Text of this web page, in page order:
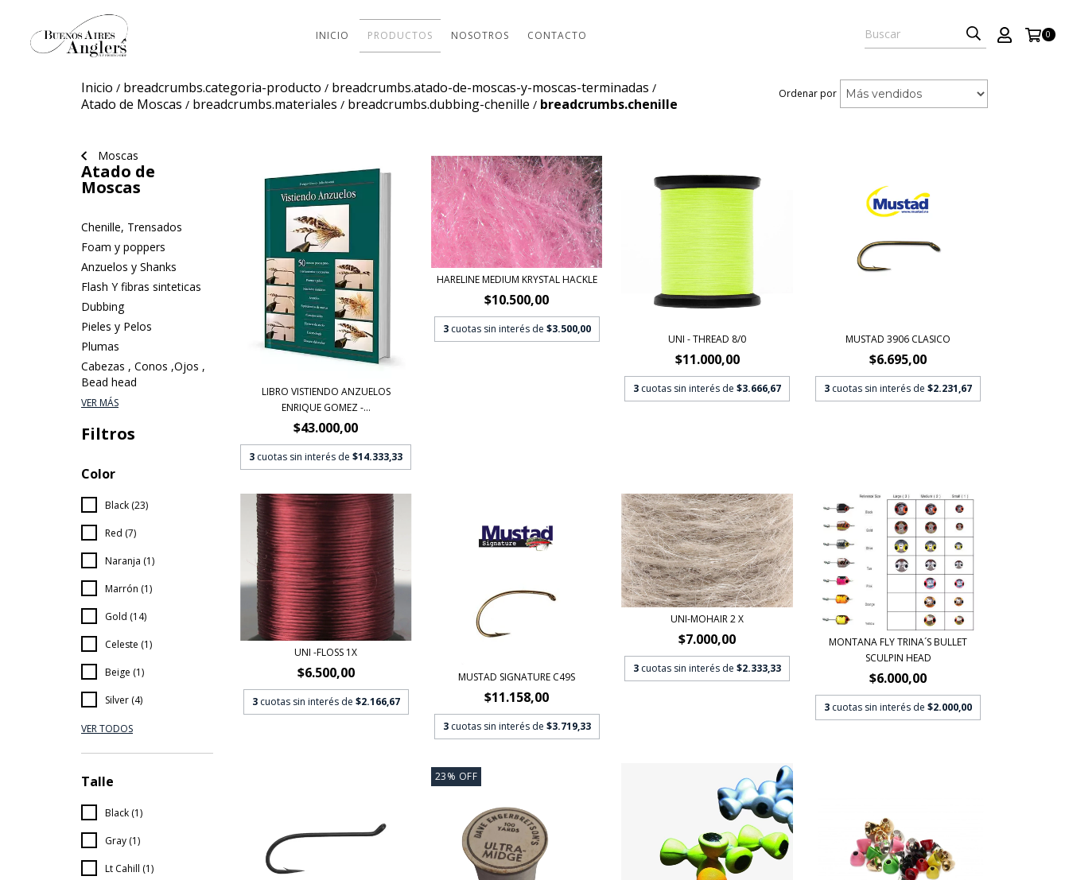
INICIO PRODUCTOS NOSOTROS CONTACTO 0
Inicio / breadcrumbs.categoria-producto / breadcrumbs.atado-de-moscas-y-moscas-terminadas /
Atado de Moscas / breadcrumbs.materiales / breadcrumbs.dubbing-chenille / breadcrumbs.chenille
Ordenar por
Moscas
Atado de
Moscas
Chenille, Trensados
Foam y poppers
Anzuelos y Shanks
Flash Y fibras sinteticas
Dubbing
Pieles y Pelos
Plumas
Cabezas , Conos ,Ojos ,
Bead head
VER MÁS
Filtros
Color
Black (23)
Red (7)
Naranja (1)
Marrón (1)
Gold (14)
Celeste (1)
Beige (1)
Silver (4)
VER TODOS
Talle
Black (1)
Gray (1)
Lt Cahill (1)
LIBRO VISTIENDO ANZUELOS
ENRIQUE GOMEZ -...
$43.000,00
3 cuotas sin interés de$14.333,33
HARELINE MEDIUM KRYSTAL HACKLE
$10.500,00
3 cuotas sin interés de $3.500,00
UNI - THREAD 8/0
$11.000,00
3 cuotas sin interés de$3.666,67
MUSTAD 3906 CLASICO
$6.695,00
3 cuotas sin interés de$2.231,67
UNI -FLOSS 1X
$6.500,00
3 cuotas sin interés de $2.166,67
MUSTAD SIGNATURE C49S
$11.158,00
3 cuotas sin interés de $3.719,33
UNI-MOHAIR 2 X
$7.000,00
3 cuotas sin interés de$2.333,33
MONTANA FLY TRINA´S BULLET
SCULPIN HEAD
$6.000,00
3 cuotas sin interés de$2.000,00
23% OFF